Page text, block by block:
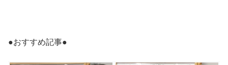
●おすすめ記事●